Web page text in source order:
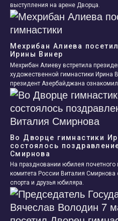
выступления на арене Дворца.
Мехрибан Алиева
Ирины Винер
Мехрибан Алиеву встретила
художественной гимнастики Ирина
президент Азербайджана
Во Дворце гимнастики
состоялось
Смирнова
На праздновании юбилея
комитета России Виталия
спорта и друзья юбиляра.